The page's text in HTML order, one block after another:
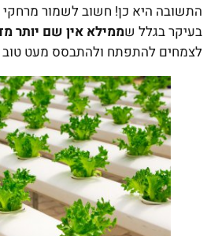
התשובה היא כן! חשוב לשמור מרחקי
בעיקר בגלל שממילא אין שם יותר מדי
לצמחים להתפתח ולהתבסס מעט טוב